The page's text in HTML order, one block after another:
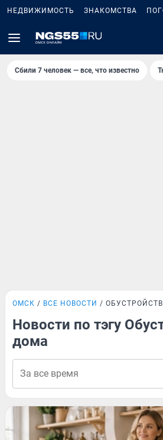
НЕДВИЖИМОСТЬ ЗНАКОМСТВА
Сбили 7 человек — все, что известно
ОМСК ВСЕ НОВОСТИ
Новости по тэгу
дома